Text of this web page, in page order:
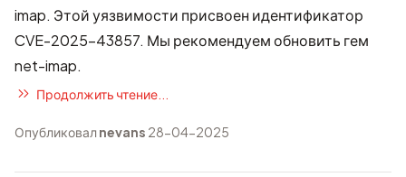
imap. Этой уязвимости присвоен идентификатор
CVE-2025-43857. Мы рекомендуем обновить гем
net-imap.
Продолжить чтение...
Опубликовалnevans 28-04-2025